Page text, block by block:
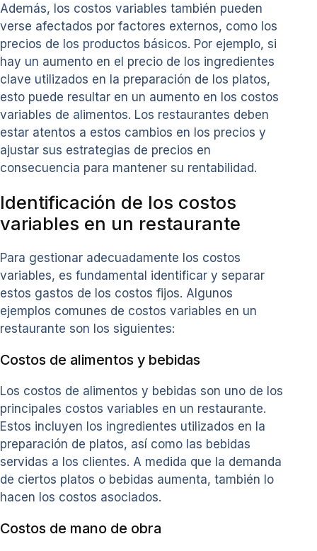
Además, los costos variables también pueden
verse afectados por factores externos, como los
precios de los productos básicos. Por ejemplo, si
hay un aumento en el precio de los ingredientes
clave utilizados en la preparación de los platos,
esto puede resultar en un aumento en los costos
variables de alimentos. Los restaurantes deben
estar atentos a estos cambios en los precios y
ajustar sus estrategias de precios en
consecuencia para mantener su rentabilidad.
Identificación de los costos
variables en un restaurante
Para gestionar adecuadamente los costos
variables, es fundamental identificar y separar
estos gastos de los costos fijos. Algunos
ejemplos comunes de costos variables en un
restaurante son los siguientes:
Costos de alimentos y bebidas
Los costos de alimentos y bebidas son uno de los
principales costos variables en un restaurante.
Estos incluyen los ingredientes utilizados en la
preparación de platos, así como las bebidas
servidas a los clientes. A medida que la demanda
de ciertos platos o bebidas aumenta, también lo
hacen los costos asociados.
Costos de mano de obra